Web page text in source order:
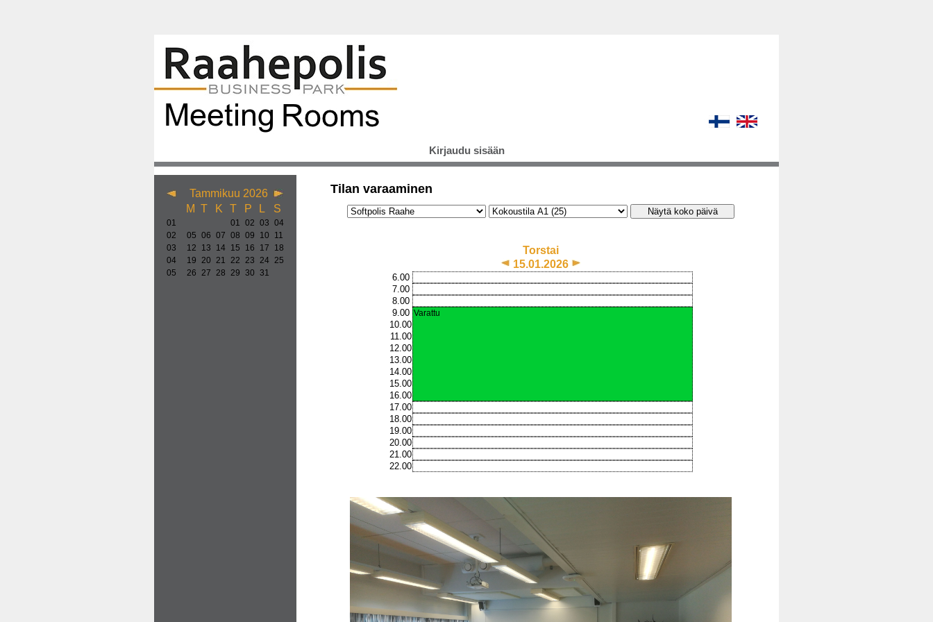
Kirjaudu sisään
Tammikuu 2026
M T K T P L S
01 01 02 03 04
02
05 06 07 08 09 10
11
03
12 13 14 15 16 17
18
04
19 20 21 22 23 24 25
05
26 27 28 29 30 31
Tilan varaaminen
Torstai
15.01.2026
6.00
7.00
8.00
9.00 Varattu
10.00
11.00
12.00
13.00
14.00
15.00
16.00
17.00
18.00
19.00
20.00
21.00
22.00